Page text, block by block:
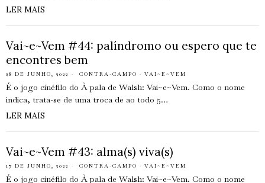
LER MAIS
Vai~e~Vem #44: palíndromo ou espero que te
encontres bem
28 DE JUNHO, 2022 CONTRA-CAMPO · VAI~E~VEM
É o jogo cinéfilo do À pala de Walsh: Vai~e~Vem. Como o nome
indica, trata-se de uma troca de ao todo 5…
LER MAIS
Vai~e~Vem #43: alma(s) viva(s)
17 DE JUNHO, 2022 CONTRA-CAMPO · VAI~E~VEM
É o jogo cinéfilo do À pala de Walsh: Vai~e~Vem. Como o nome